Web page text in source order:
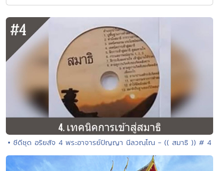
• ซีดีชุด อริยสัจ 4 พระอาจารย์ปัญญา นีลวณฺโณ - (( สมาธิ )) # 4